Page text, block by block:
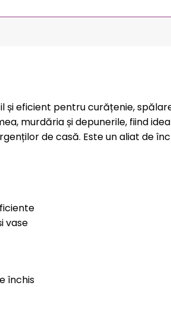
și eficient pentru curățenie,
murdăria și depunerile, fiind
de casă. Este un aliat de
vase
închis